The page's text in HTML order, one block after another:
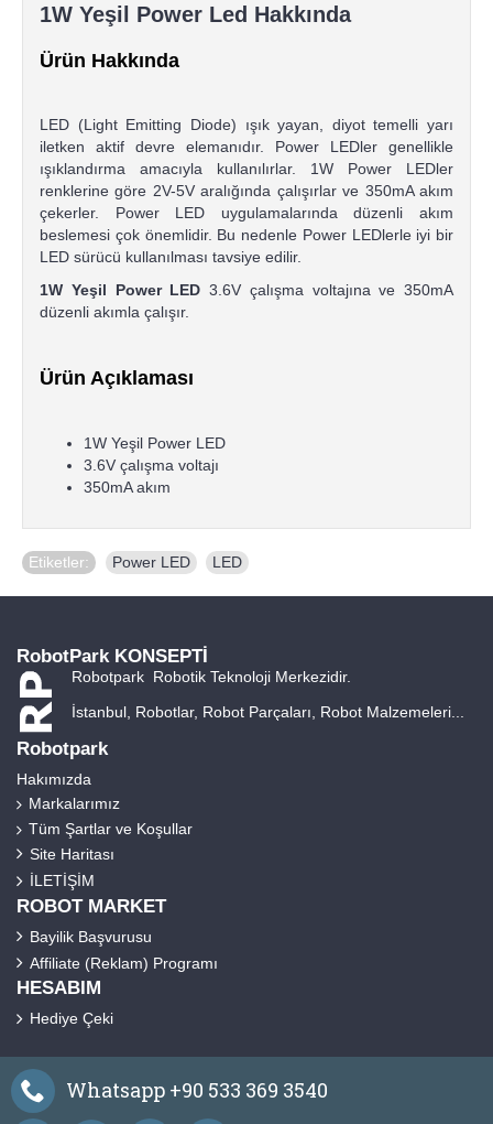
1W Yeşil Power Led Hakkında
Ürün Hakkında
LED (Light Emitting Diode) ışık yayan, diyot temelli yarı
iletken aktif devre elemanıdır. Power LEDler genellikle
ışıklandırma amacıyla kullanılırlar. 1W Power LEDler
renklerine göre 2V-5V aralığında çalışırlar ve 350mA akım
çekerler. Power LED uygulamalarında düzenli akım
beslemesi çok önemlidir. Bu nedenle Power LEDlerle iyi bir
LED sürücü kullanılması tavsiye edilir.
1W Yeşil Power LED 3.6V çalışma voltajına ve 350mA
düzenli akımla çalışır.
Ürün Açıklaması
1W Yeşil Power LED
3.6V çalışma voltajı
350mA akım
Etiketler: Power LED LED
RobotPark KONSEPTİ
Robotpark Robotik Teknoloji Merkezidir.
İstanbul, Robotlar, Robot Parçaları, Robot Malzemeleri...
Robotpark
Hakımızda
Markalarımız
Tüm Şartlar ve Koşullar
Site Haritası
İLETİŞİM
ROBOT MARKET
Bayilik Başvurusu
Affiliate (Reklam) Programı
HESABIM
Hediye Çeki
Whatsapp +90 533 369 3540